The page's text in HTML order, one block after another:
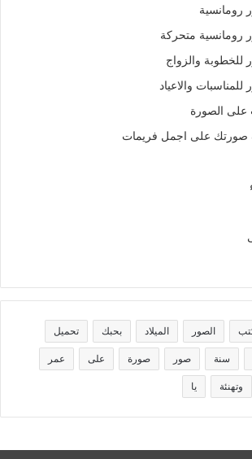
رومانسية
متحركة
والزواج
والاعياد
الصورة
على اجمل فريمات
الصور الميلاد بحبك تحميل
سنة صور صورة على عمر
وتهنئة يا